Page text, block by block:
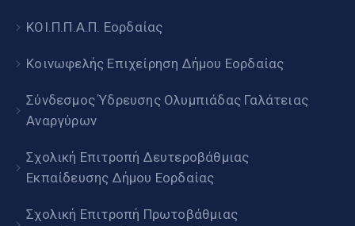
ΚΟΙ.Π.Π.Α.Π. Εορδαίας
Κοινωφελής Επιχείρηση Δήμου Εορδαίας
Σύνδεσμος Ύδρευσης Ολυμπιάδας Γαλάτειας
Αναργύρων
Σχολική Επιτροπή Δευτεροβάθμιας
Εκπαίδευσης Δήμου Εορδαίας
Σχολική Επιτροπή Πρωτοβάθμιας